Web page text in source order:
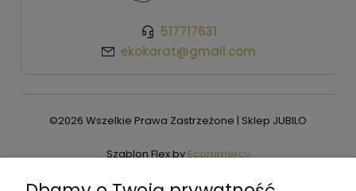
517717631
ekokarat@gmail.com
©2026 Wszelkie Prawa Zastrzeżone | Sklep JUBILO
Szablon Flex byEcommercy